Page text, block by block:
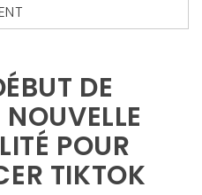
DE
POUR
TIKTOK